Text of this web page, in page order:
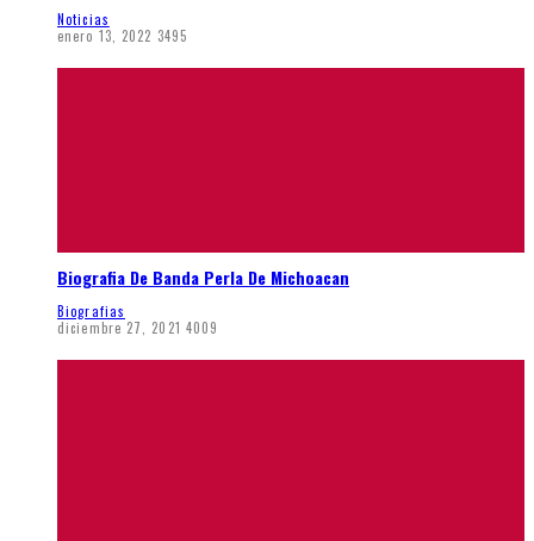
Noticias
enero 13, 2022 3495
Biografia De Banda Perla De Michoacan
Biografias
diciembre 27, 2021 4009